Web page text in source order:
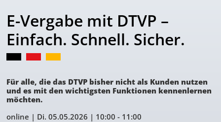
E-Vergabe mit DTVP –
Einfach. Schnell. Sicher.
Für alle, die das DTVP bisher nicht als Kunden nutzen
und es mit den wichtigsten Funktionen kennenlernen
möchten.
online | Di. 05.05.2026 | 10:00 - 11:00